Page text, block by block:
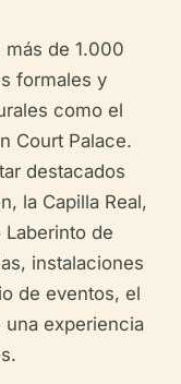
de 1.000
formales y
como el
Court Palace.
destacados
la Capilla Real,
de
instalaciones
de eventos, el
una experiencia